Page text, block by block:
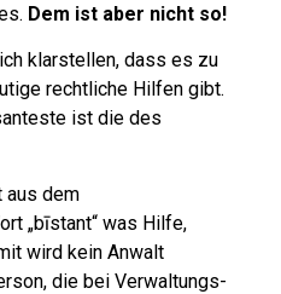
Dem ist aber nicht so!
klarstellen, dass es zu
rechtliche Hilfen gibt.
ist die des
aus dem
„bīstant“ was Hilfe,
wird kein Anwalt
die bei Verwaltungs-